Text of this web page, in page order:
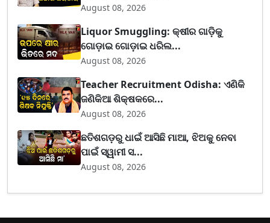
August 08, 2026
Liquor Smuggling: କ୍ଷୀର ଗାଡ଼ିକୁ
ଗୋଡ଼ାଇ ଗୋଡ଼ାଇ ଧରିଲ...
August 08, 2026
Teacher Recruitment Odisha: ଏଣିକି
ଜଣିକିଆ ଶିକ୍ଷକରେ...
August 08, 2026
ଛତିଶଗଡ଼ରୁ ଧାଇଁ ଆସିଛି ମାଆ, ଝିଅକୁ ନେବା
ପାଇଁ ସ୍ୱାମୀ ସ...
August 08, 2026